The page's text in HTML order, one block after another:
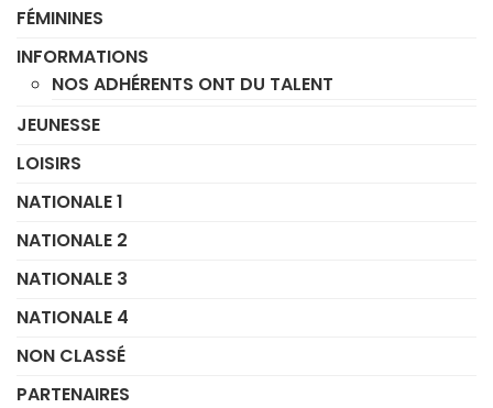
FÉMININES
INFORMATIONS
NOS ADHÉRENTS ONT DU TALENT
JEUNESSE
LOISIRS
NATIONALE 1
NATIONALE 2
NATIONALE 3
NATIONALE 4
NON CLASSÉ
PARTENAIRES